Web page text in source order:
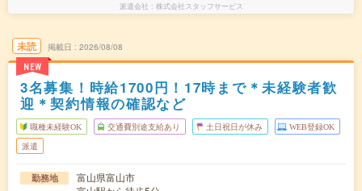
派遣会社 株式会社スタッフサービス
未読
NEW
掲載日 2026/08/08
3名募集！時給1700円！17時まで＊未経験者歓
迎＊契約情報の確認など
職種未経験OK 交通費別途支給あり 土日祝日が休み WEB登録OK
派遣
勤務地
富山県富山市